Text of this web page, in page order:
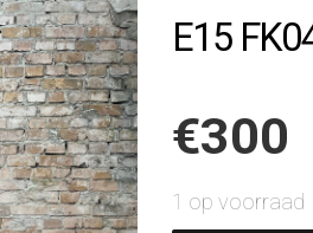
E15
€300
1 op voorraad